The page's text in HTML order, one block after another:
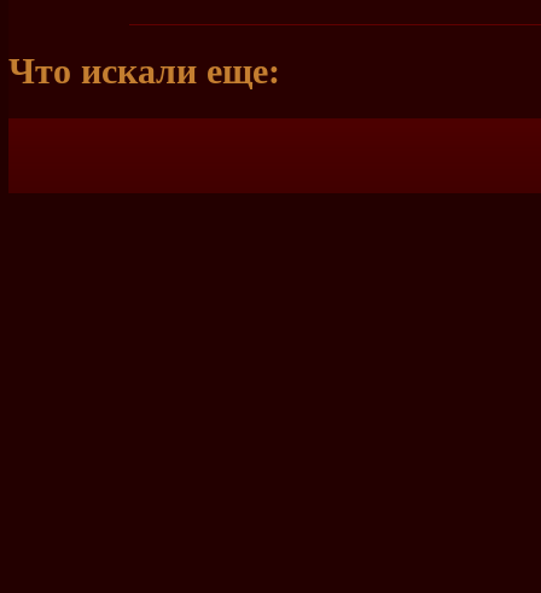
Что искали еще: